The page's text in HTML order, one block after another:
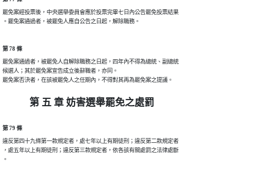
罷免案經投票後，中央選舉委員會應於投票完畢七日內公告罷免投票結果
。罷免案通過者，被罷免人應自公告之日起，解除職務。
第 78 條
罷免案通過者，被罷免人自解除職務之日起，四年內不得為總統、副總統
候選人；其於罷免案宣告成立後辭職者，亦同。
罷免案否決者，在該被罷免人之任期內，不得對其再為罷免案之提議。
第 五 章 妨害選舉罷免之處罰
第 79 條
違反第四十九條第一款規定者，處七年以上有期徒刑；違反第二款規定者
，處五年以上有期徒刑；違反第三款規定者，依各該有關處罰之法律處斷
。